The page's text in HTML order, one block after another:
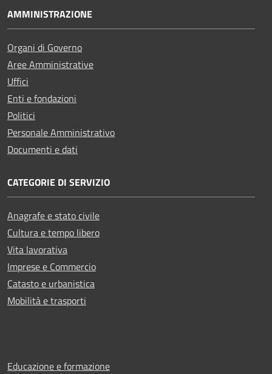
AMMINISTRAZIONE
Organi di Governo
Aree Amministrative
Uffici
Enti e fondazioni
Politici
Personale Amministrativo
Documenti e dati
CATEGORIE DI SERVIZIO
Anagrafe e stato civile
Cultura e tempo libero
Vita lavorativa
Imprese e Commercio
Catasto e urbanistica
Mobilità e trasporti
Educazione e formazione